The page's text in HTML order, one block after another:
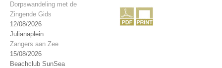
Dorpswandeling met de
Zingende Gids
12/08/2026
Julianaplein
Zangers aan Zee
15/08/2026
Beachclub SunSea